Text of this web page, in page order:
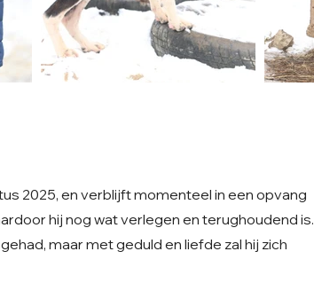
2025, en verblijft momenteel in een opvang
hij nog wat verlegen en terughoudend is.
maar met geduld en liefde zal hij zich